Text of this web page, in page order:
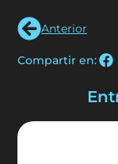
Anterior
Compartir en: